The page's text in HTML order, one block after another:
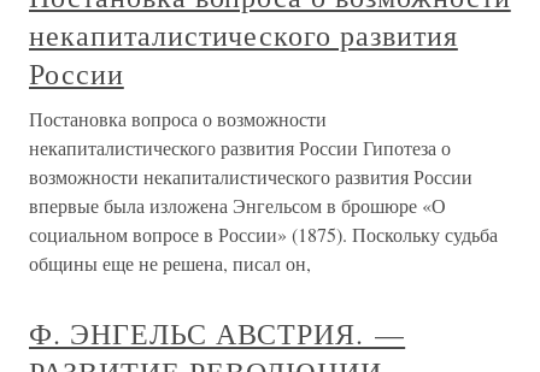
некапиталистического развития
России
Постановка вопроса о возможности
некапиталистического развития России Гипотеза о
возможности некапиталистического развития России
впервые была изложена Энгельсом в брошюре «О
социальном вопросе в России» (1875). Поскольку судьба
общины еще не решена, писал он,
Ф. ЭНГЕЛЬС АВСТРИЯ. —